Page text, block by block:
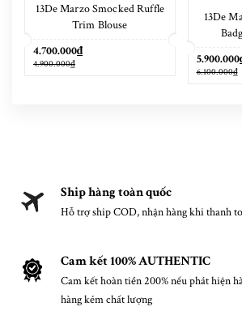
13De Marzo Smocked Ruffle
Trim Blouse
4.700.000₫
4.900.000₫
13De
6.100.000₫
Ship hàng toàn quốc
Hỗ trợ ship COD, nhận hàng khi thanh
Cam kết 100% AUTHENTIC
Cam kết hoàn tiền 200% nếu phát hiện
hàng kém chất lượng